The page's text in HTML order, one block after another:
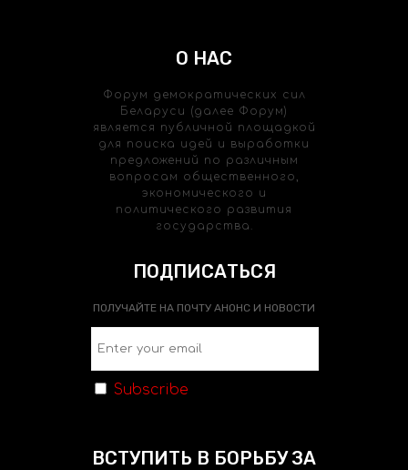
О НАС
Форум демократических сил
Беларуси (далее Форум)
является публичной площадкой
для поиска идей и выработки
предложений по различным
вопросам общественного,
экономического и
политического развития
государства.
ПОДПИСАТЬСЯ
ПОЛУЧАЙТЕ НА ПОЧТУ АНОНС И НОВОСТИ
Subscribe
ВСТУПИТЬ В БОРЬБУ ЗА